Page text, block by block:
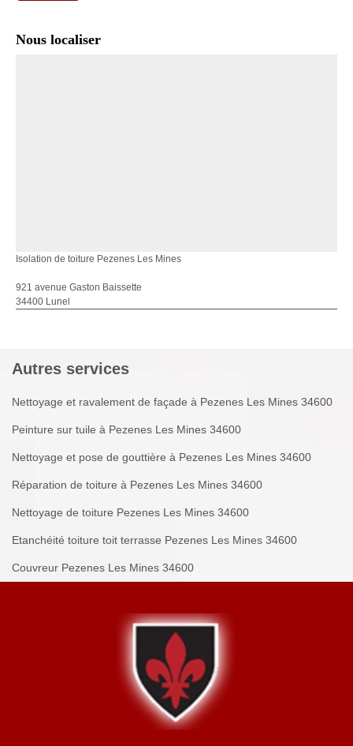
Nous localiser
Isolation de toiture Pezenes Les Mines
921 avenue Gaston Baissette
34400 Lunel
Autres services
Nettoyage et ravalement de façade à Pezenes Les Mines 34600
Peinture sur tuile à Pezenes Les Mines 34600
Nettoyage et pose de gouttière à Pezenes Les Mines 34600
Réparation de toiture à Pezenes Les Mines 34600
Nettoyage de toiture Pezenes Les Mines 34600
Etanchéité toiture toit terrasse Pezenes Les Mines 34600
Couvreur Pezenes Les Mines 34600